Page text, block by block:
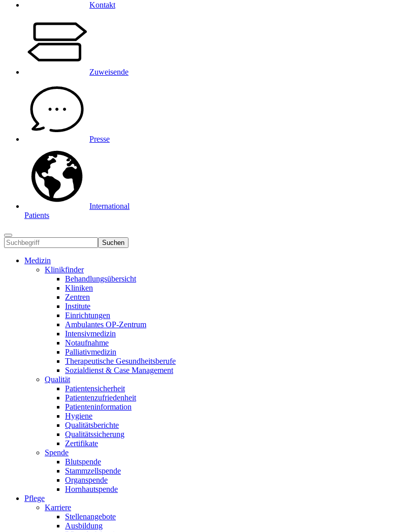
Kontakt
Zuweisende
Presse
International
Patients
Suchen
Medizin
Klinikfinder
Behandlungsübersicht
Kliniken
Zentren
Institute
Einrichtungen
Ambulantes OP-Zentrum
Intensivmedizin
Notaufnahme
Palliativmedizin
Therapeutische Gesundheitsberufe
Sozialdienst & Case Management
Qualität
Patientensicherheit
Patientenzufriedenheit
Patienteninformation
Hygiene
Qualitätsberichte
Qualitätssicherung
Zertifikate
Spende
Blutspende
Stammzellspende
Organspende
Hornhautspende
Pflege
Karriere
Stellenangebote
Ausbildung